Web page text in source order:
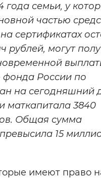
сайта
фон
Выключены
ассистент
года семьи, у
частью
сертификатах
рублей, могут
фонда России по
на сегодняшний
маткапитала 3840
Общая сумма
15
имеют право